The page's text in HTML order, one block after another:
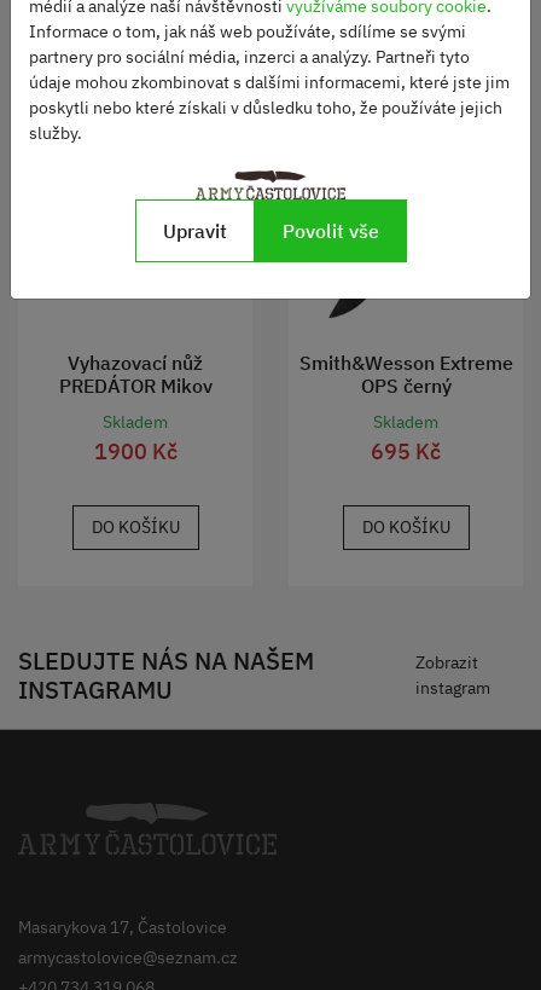
DO KOŠÍKU
Vyhazovací nůž
PREDÁTOR Mikov
Skladem
1900 Kč
DO KOŠÍKU
Smith&Wesson Extreme
OPS černý
Skladem
695 Kč
DO KOŠÍKU
SLEDUJTE NÁS NA NAŠEM
INSTAGRAMU
Zobrazit
instagram
Masarykova 17, Častolovice
armycastolovice@seznam.cz
médií a analýze naší návštěvnosti využíváme soubory cookie.
Informace o tom, jak náš web používáte, sdílíme se svými
partnery pro sociální média, inzerci a analýzy. Partneři tyto
údaje mohou zkombinovat s dalšími informacemi, které jste jim
poskytli nebo které získali v důsledku toho, že používáte jejich
služby.
Upravit Povolit vše